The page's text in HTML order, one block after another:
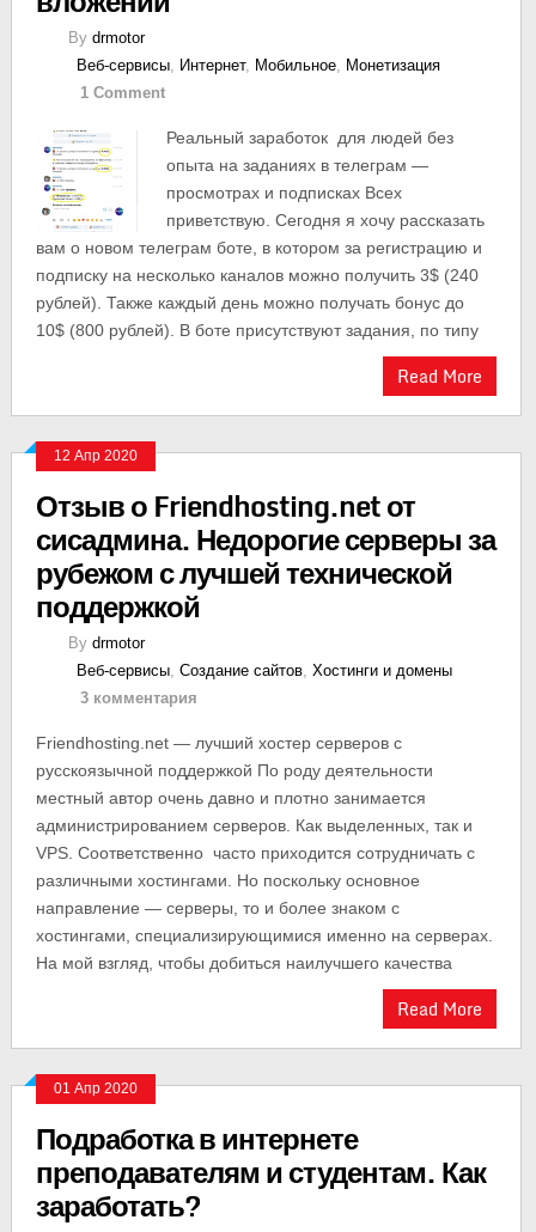
By drmotor
Веб-сервисы, Интернет, Мобильное, Монетизация
1 Comment
Реальный заработок для людей без
опыта на заданиях в телеграм —
просмотрах и подписках Всех
приветствую. Сегодня я хочу рассказать
вам о новом телеграм боте, в котором за регистрацию и
подписку на несколько каналов можно получить 3$ (240
рублей). Также каждый день можно получать бонус до
10$ (800 рублей). В боте присутствуют задания, по типу
Read More
12 Апр 2020
Отзыв о Friendhosting.net от
сисадмина. Недорогие серверы за
рубежом с лучшей технической
поддержкой
By drmotor
Веб-сервисы, Создание сайтов, Хостинги и домены
3 комментария
Friendhosting.net — лучший хостер серверов с
русскоязычной поддержкой По роду деятельности
местный автор очень давно и плотно занимается
администрированием серверов. Как выделенных, так и
VPS. Соответственно часто приходится сотрудничать с
различными хостингами. Но поскольку основное
направление — серверы, то и более знаком с
хостингами, специализирующимися именно на серверах.
На мой взгляд, чтобы добиться наилучшего качества
Read More
01 Апр 2020
Подработка в интернете
преподавателям и студентам. Как
заработать?